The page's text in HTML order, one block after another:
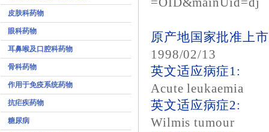
皮肤科药物
眼科药物
耳鼻喉及口腔科药物
骨科药物
作用于免疫系统药物
抗疟疾药物
糖尿病
原产地国家批准上
1998/02/13
英文适应病症1:
Acute leukaemia
英文适应病症2:
Wilmis tumour